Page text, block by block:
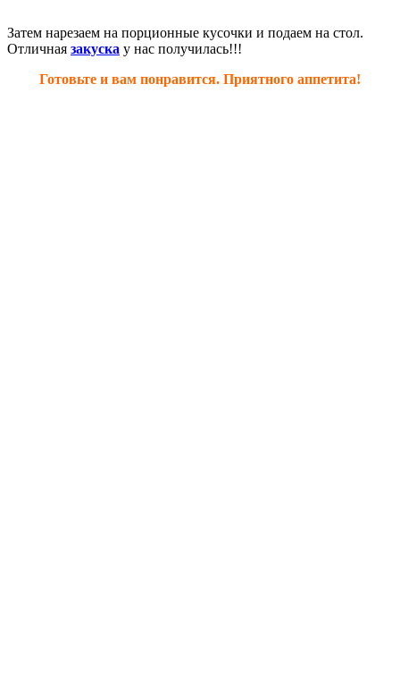
Затем нарезаем на порционные кусочки и подаем на стол.
Отличная закуска у нас получилась!!!
Готовьте и вам понравится. Приятного аппетита!